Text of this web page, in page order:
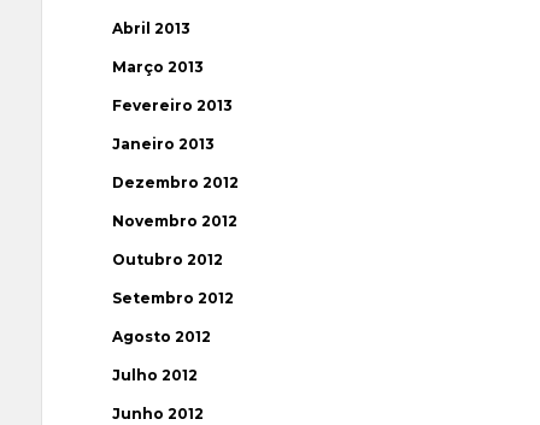
Abril 2013
Março 2013
Fevereiro 2013
Janeiro 2013
Dezembro 2012
Novembro 2012
Outubro 2012
Setembro 2012
Agosto 2012
Julho 2012
Junho 2012